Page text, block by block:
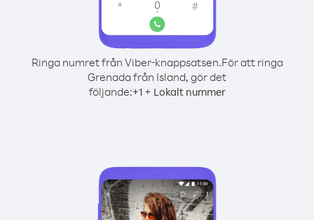
Ringa numret från Viber-knappsatsen.För att ringa
Grenada från Island, gör det
följande:+1+ Lokalt nummer